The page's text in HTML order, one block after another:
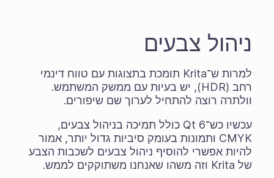
ניהול צבעים
למרות ש־Krita תומכת בתצוגות עם טווח דינמי
רחב (HDR), יש בעיות עם ממשק המשתמש.
וולתרה רוצה להתחיל לערוך שם שיפורים.
עכשיו כש־Qt 6 כולל תמיכה בניהול צבעים,
CMYK ותמונות בעומק סיביות גדול יותר, אמור
להיות אפשרי להוסיף ניהול צבעים לשכבות הצבע
של Krita וזה משהו שאנחנו משתוקקים לממש.